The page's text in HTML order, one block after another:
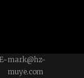
mark@hz-
muye.com